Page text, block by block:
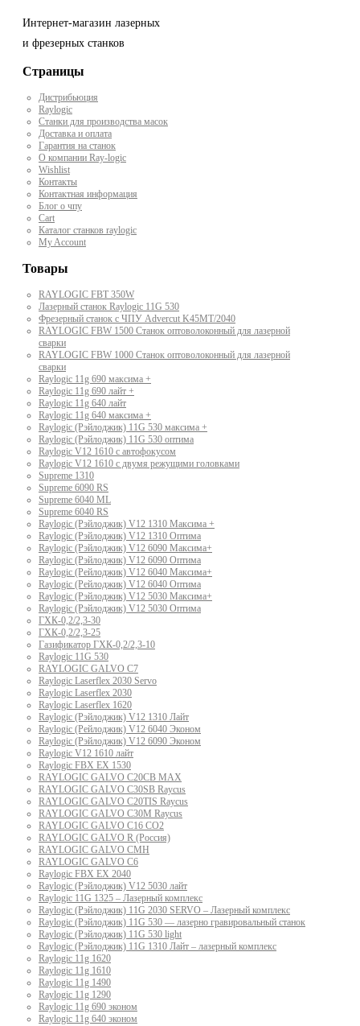
Интернет-магазин лазерных
и фрезерных станков
Страницы
Дистрибьюция
Raylogic
Станки для производства масок
Доставка и оплата
Гарантия на станок
О компании Ray-logic
Wishlist
Контакты
Контактная информация
Блог о чпу
Cart
Каталог станков raylogic
My Account
Товары
RAYLOGIC FBT 350W
Лазерный станок Raylogic 11G 530
Фрезерный станок с ЧПУ Advercut K45MT/2040
RAYLOGIC FBW 1500 Станок оптоволоконный для лазерной
сварки
RAYLOGIC FBW 1000 Станок оптоволоконный для лазерной
сварки
Raylogic 11g 690 максима +
Raylogic 11g 690 лайт +
Raylogic 11g 640 лайт
Raylogic 11g 640 максима +
Raylogic (Рэйлоджик) 11G 530 максима +
Raylogic (Рэйлоджик) 11G 530 оптима
Raylogic V12 1610 с автофокусом
Raylogic V12 1610 с двумя режущими головками
Supreme 1310
Supreme 6090 RS
Supreme 6040 ML
Supreme 6040 RS
Raylogic (Рэйлоджик) V12 1310 Максима +
Raylogic (Рэйлоджик) V12 1310 Оптима
Raylogic (Рэйлоджик) V12 6090 Максима+
Raylogic (Рэйлоджик) V12 6090 Оптима
Raylogic (Рейлоджик) V12 6040 Максима+
Raylogic (Рейлоджик) V12 6040 Оптима
Raylogic (Рэйлоджик) V12 5030 Максима+
Raylogic (Рэйлоджик) V12 5030 Оптима
ГХК-0,2/2,3-30
ГХК-0,2/2,3-25
Газификатор ГХК-0,2/2,3-10
Raylogic 11G 530
RAYLOGIC GALVO С7
Raylogic Laserflex 2030 Servo
Raylogic Laserflex 2030
Raylogic Laserflex 1620
Raylogic (Рэйлоджик) V12 1310 Лайт
Raylogic (Рейлоджик) V12 6040 Эконом
Raylogic (Рэйлоджик) V12 6090 Эконом
Raylogic V12 1610 лайт
Raylogic FBX EX 1530
RAYLOGIC GALVO С20CB MAX
RAYLOGIC GALVO С30SB Raycus
RAYLOGIC GALVO C20TIS Raycus
RAYLOGIC GALVO С30M Raycus
RAYLOGIC GALVO С16 CO2
RAYLOGIC GALVO R (Россия)
RAYLOGIC GALVO CMH
RAYLOGIC GALVO С6
Raylogic FBX EX 2040
Raylogic (Рэйлоджик) V12 5030 лайт
Raylogic 11G 1325 – Лазерный комплекс
Raylogic (Рэйлоджик) 11G 2030 SERVO – Лазерный комплекс
Raylogic (Рэйлоджик) 11G 530 — лазерно гравировальный станок
Raylogic (Рэйлоджик) 11G 530 light
Raylogic (Рэйлоджик) 11G 1310 Лайт – лазерный комплекс
Raylogic 11g 1620
Raylogic 11g 1610
Raylogic 11g 1490
Raylogic 11g 1290
Raylogic 11g 690 эконом
Raylogic 11g 640 эконом